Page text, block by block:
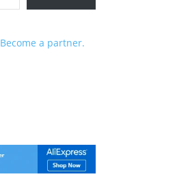
Become a partner.